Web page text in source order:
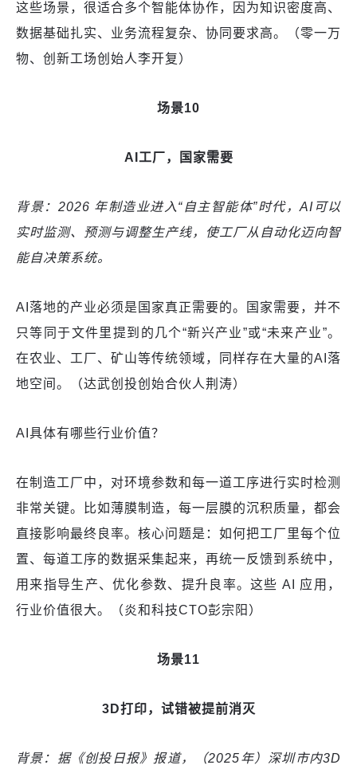
这些场景，很适合多个智能体协作，因为知识密度高、
数据基础扎实、业务流程复杂、协同要求高。（零一万
物、创新工场创始人李开复）
场景10
AI工厂，国家需要
背景：2026 年制造业进入“自主智能体”时代，AI可以
实时监测、预测与调整生产线，使工厂从自动化迈向智
能自决策系统。
AI落地的产业必须是国家真正需要的。国家需要，并不
只等同于文件里提到的几个“新兴产业”或“未来产业”。
在农业、工厂、矿山等传统领域，同样存在大量的AI落
地空间。（达武创投创始合伙人荆涛）
AI具体有哪些行业价值？
在制造工厂中，对环境参数和每一道工序进行实时检测
非常关键。比如薄膜制造，每一层膜的沉积质量，都会
直接影响最终良率。核心问题是：如何把工厂里每个位
置、每道工序的数据采集起来，再统一反馈到系统中，
用来指导生产、优化参数、提升良率。这些 AI 应用，
行业价值很大。（炎和科技CTO彭宗阳）
场景11
3D打印，试错被提前消灭
背景：据《创投日报》报道，（2025年）深圳市内3D